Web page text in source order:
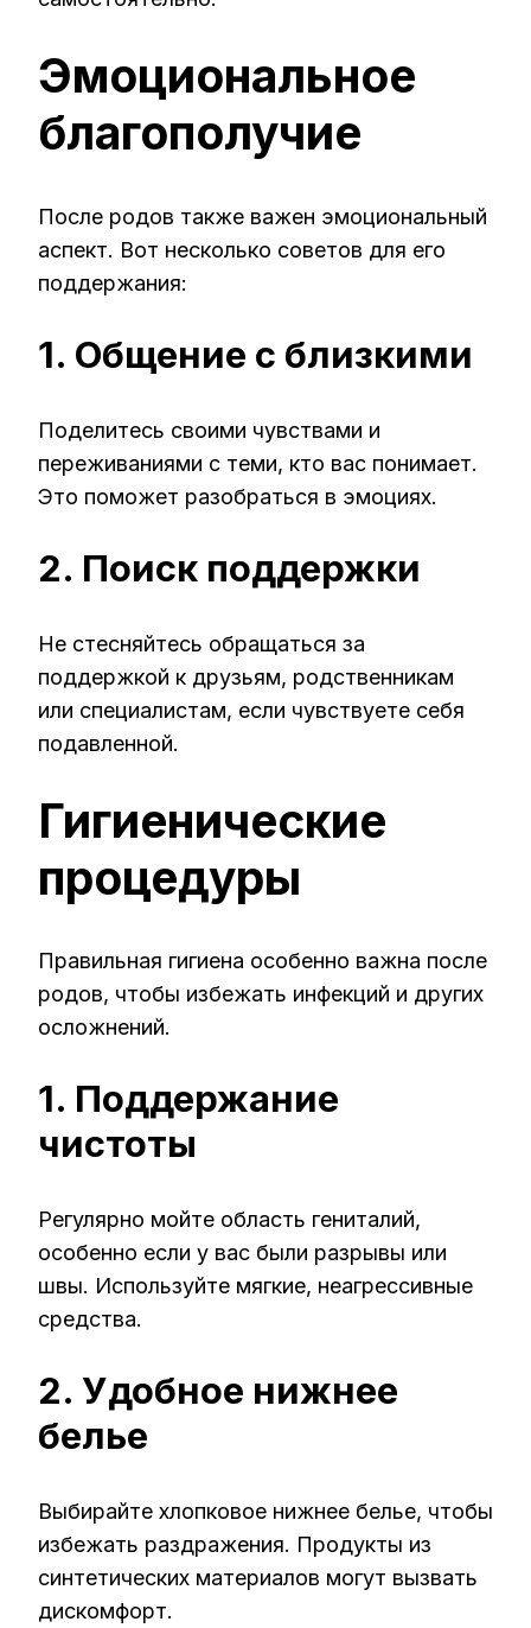
Эмоциональное
благополучие
После родов также важен эмоциональный
аспект. Вот несколько советов для его
поддержания:
1. Общение с близкими
Поделитесь своими чувствами и
переживаниями с теми, кто вас понимает.
Это поможет разобраться в эмоциях.
2. Поиск поддержки
Не стесняйтесь обращаться за
поддержкой к друзьям, родственникам
или специалистам, если чувствуете себя
подавленной.
Гигиенические
процедуры
Правильная гигиена особенно важна после
родов, чтобы избежать инфекций и других
осложнений.
1. Поддержание
чистоты
Регулярно мойте область гениталий,
особенно если у вас были разрывы или
швы. Используйте мягкие, неагрессивные
средства.
2. Удобное нижнее
белье
Выбирайте хлопковое нижнее белье, чтобы
избежать раздражения. Продукты из
синтетических материалов могут вызвать
дискомфорт.